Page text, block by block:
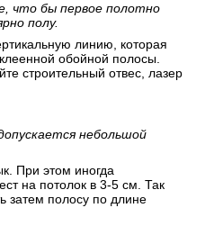
что бы первое полотно
полу.
линию, которая
обойной полосы.
строительный отвес, лазер
небольшой
При этом иногда
на потолок в 3-5 см. Так
затем полосу по длине